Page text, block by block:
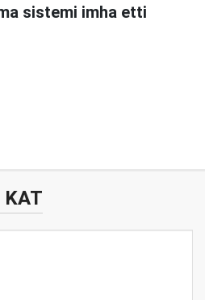
sistemi imha etti
KAT